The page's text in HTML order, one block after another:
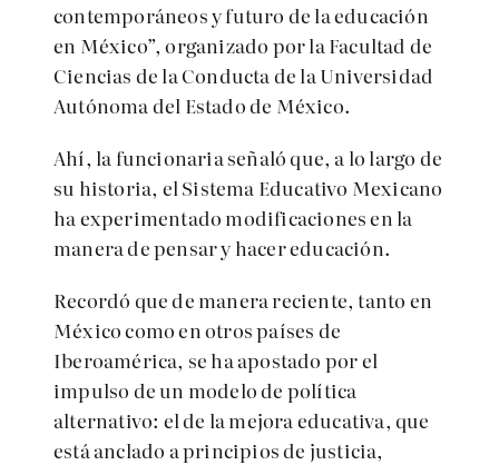
contemporáneos y futuro de la educación
en México”, organizado por la Facultad de
Ciencias de la Conducta de la Universidad
Autónoma del Estado de México.
Ahí, la funcionaria señaló que, a lo largo de
su historia, el Sistema Educativo Mexicano
ha experimentado modificaciones en la
manera de pensar y hacer educación.
Recordó que de manera reciente, tanto en
México como en otros países de
Iberoamérica, se ha apostado por el
impulso de un modelo de política
alternativo: el de la mejora educativa, que
está anclado a principios de justicia,